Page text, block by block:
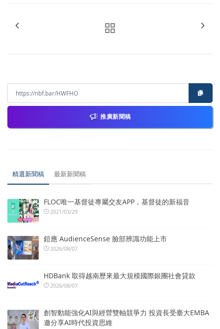
推廣新聞稿
精選新聞稿 最新新聞稿
FLOC唯一基督徒專屬交友APP，基督徒的新福音
2021/03/29
鎧應 AudienceSense 臉部辨識功能上市
2026/08/07
HDBank 取得越南歷來最大規模國際銀團社會貸款
2026/08/07
創智動能強化AI與經營雙軸競爭力 投資長受臺大EMBA
邀分享AI時代投資思維